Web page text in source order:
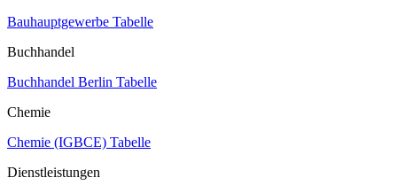
Bauhauptgewerbe Tabelle
Buchhandel
Buchhandel Berlin Tabelle
Chemie
Chemie (IGBCE) Tabelle
Dienstleistungen